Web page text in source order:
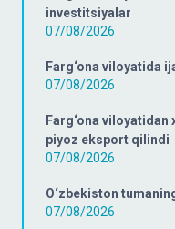
investitsiyalar
07/08/2026
Farg‘ona viloyatida
07/08/2026
Farg‘ona
piyoz eksport qilindi
07/08/2026
O‘zbekiston
07/08/2026